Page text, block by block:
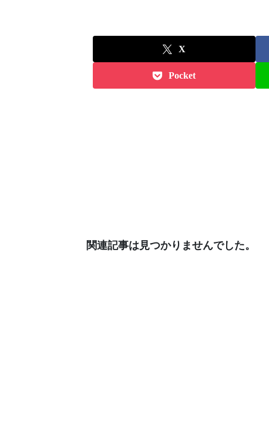
X
Pocket
関連記事は見つかりませんでした。